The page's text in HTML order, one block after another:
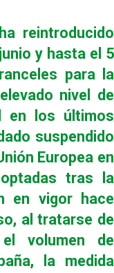
reintroducido
y hasta el 5
para la
nivel de
en los últimos
suspendido
Europea en
tras la
en vigor hace
al tratarse de
volumen de
la medida